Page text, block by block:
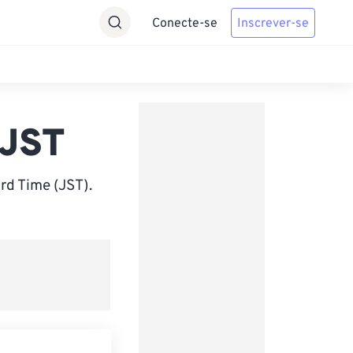
Conecte-se Inscrever-se
Time (JST).